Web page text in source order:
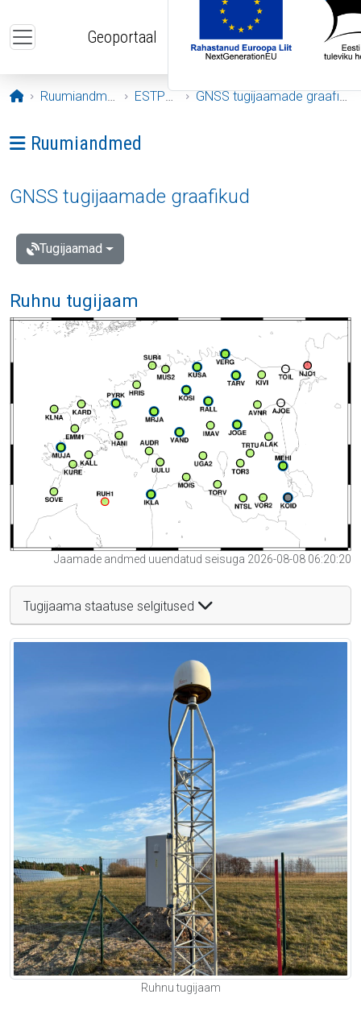
Geoportaal
Avaleht
Ruumiandmed ESTPOS GNSS tugijaamade graafikud
Ava menüü: Ruumiandmed
Ruumiandmed
GNSS tugijaamade graafikud
Tugijaamad
Ruhnu tugijaam
Jaamade andmed uuendatud seisuga 2026-08-08 06:20:20
Tugijaama staatuse selgitused
Ruhnu tugijaam